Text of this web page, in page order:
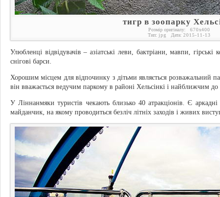
тигр в зоопарку
Розмір оригіналу: 670x400
Тип: jpg Дата: 2015-11-13
Улюбленці відвідувачів – азіатські леви, бактріани, мавпи, гірські
снігові барси.
Хорошим місцем для відпочинку з дітьми являється розважальний
він вважається ведучим паркому в районі Хельсінкі і найближчим до
У Ліннанмяки туристів чекають близько 40 атракціонів. Є
майданчик, на якому проводиться безліч літніх заходів і живих